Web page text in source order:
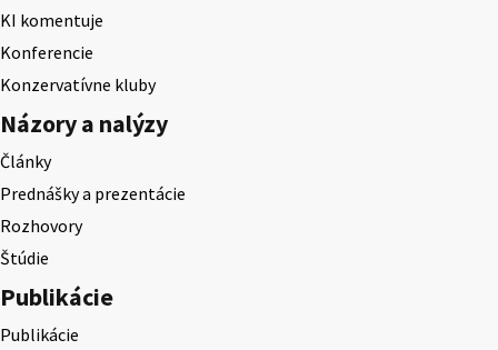
KI komentuje
Konferencie
Konzervatívne kluby
Názory a nalýzy
Články
Prednášky a prezentácie
Rozhovory
Štúdie
Publikácie
Publikácie